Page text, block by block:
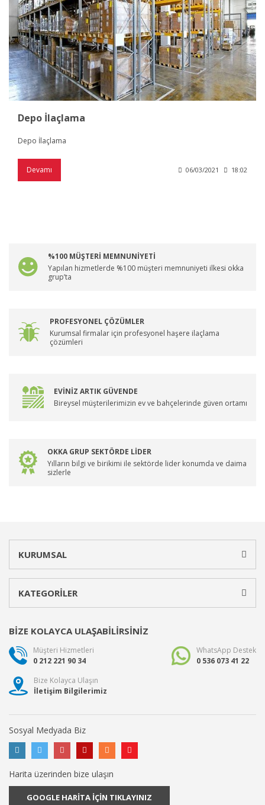
Depo İlaçlama
Depo İlaçlama
Devamı 06/03/2021 18:02
%100 MÜŞTERİ MEMNUNİYETİ
Yapılan hizmetlerde %100 müşteri memnuniyeti ilkesi okka
grup’ta
PROFESYONEL ÇÖZÜMLER
Kurumsal firmalar için profesyonel haşere ilaçlama
çözümleri
EVİNİZ ARTIK GÜVENDE
Bireysel müşterilerimizin ev ve bahçelerinde güven ortamı
OKKA GRUP SEKTÖRDE LİDER
Yılların bilgi ve birikimi ile sektörde lider konumda ve daima
sizlerle
KURUMSAL
KATEGORİLER
BİZE KOLAYCA ULAŞABİLİRSİNİZ
Müşteri Hizmetleri
0 212 221 90 34
WhatsApp Destek
0 536 073 41 22
Bize Kolayca Ulaşın
İletişim Bilgilerimiz
Sosyal Medyada Biz
Harita üzerinden bize ulaşın
GOOGLE HARİTA İÇİN TIKLAYINIZ